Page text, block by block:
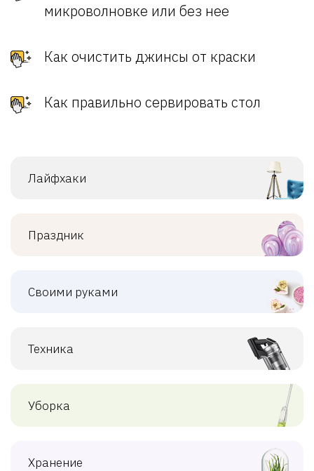
микроволновке или без нее
Как очистить джинсы от краски
Как правильно сервировать стол
Лайфхаки
Праздник
Своими руками
Техника
Уборка
Хранение